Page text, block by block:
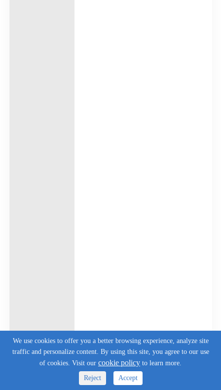
We use cookies to offer you a better browsing experience, analyze site
traffic and personalize content. By using this site, you agree to our use
of cookies. Visit our cookie policy to learn more.
Reject
Accept